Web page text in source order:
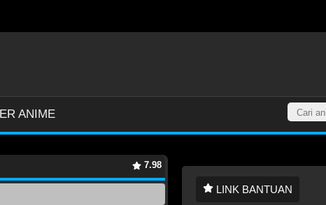
ANIME
7.98
LINK BANTUAN